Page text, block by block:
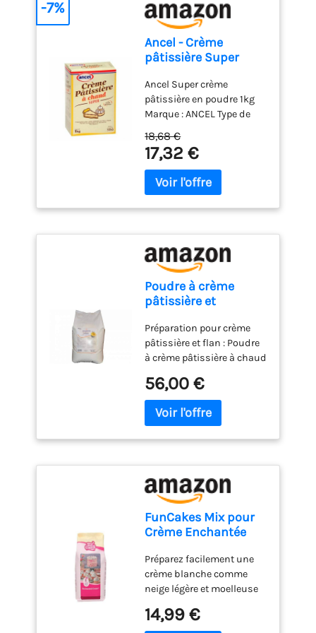
additifs ni conservateurs.
Vous pouvez être sûr de
bénéficier de la pureté des
vrais œufs dans chaque
Ancel - Crème
pâtissière Super
Ancel Super crème
pâtissière en poudre 1kg
Marque : ANCEL Type de
18,68 €
17,32 €
-7%
Poudre à crème
pâtissière et
"Marguerite" 5 kg
Préparation pour crème
pâtissière et flan : Poudre
à crème pâtissière à chaud
'Tradextra' de qualité
professionnelle pour vos
créations pâtissières
adapté aux besoins des
artisans pâtissiers et
professionnels de la
restauration Utilisation
polyvalente : Convient
pour la préparation de
onctueuses et de flans
traditionnels de type
'Marguerite' Préparation à
chaud : Méthode de
préparation traditionnelle
56,00 €
FunCakes Mix pour
Crème Enchantée
Préparez facilement une
crème blanche comme
neige légère et moelleuse
des gteaux ou une
14,99 €